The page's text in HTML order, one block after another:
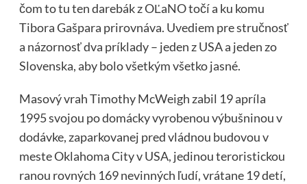
čom to tu ten darebák z OĽaNO točí a ku komu
Tibora Gašpara prirovnáva. Uvediem pre stručnosť
a názornosť dva príklady – jeden z USA a jeden zo
Slovenska, aby bolo všetkým všetko jasné.
Masový vrah Timothy McWeigh zabil 19 apríla
1995 svojou po domácky vyrobenou výbušninou v
dodávke, zaparkovanej pred vládnou budovou v
meste Oklahoma City v USA, jedinou teroristickou
ranou rovných 169 nevinných ľudí, vrátane 19 detí,